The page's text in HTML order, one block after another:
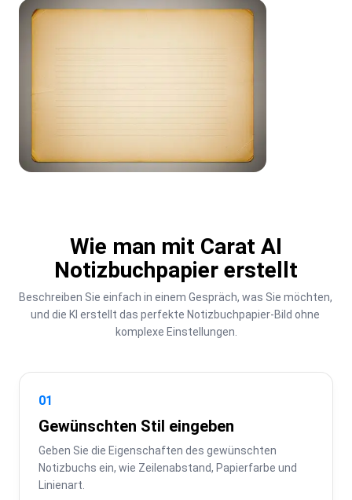
Wie man mit Carat AI
Notizbuchpapier erstellt
Beschreiben Sie einfach in einem Gespräch, was Sie möchten,
und die KI erstellt das perfekte Notizbuchpapier-Bild ohne
komplexe Einstellungen.
01
Gewünschten Stil eingeben
Geben Sie die Eigenschaften des gewünschten
Notizbuchs ein, wie Zeilenabstand, Papierfarbe und
Linienart.